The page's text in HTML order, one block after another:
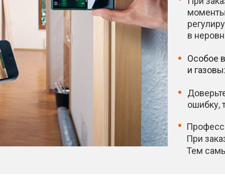
При
Тем
ошибку,
в
Особое
и